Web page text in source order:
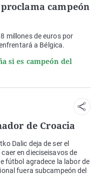
campeón
millones de euros por
a Bélgica.
si es campeón del
de Croacia
Dalic deja de ser el
en dieciseisavos de
fútbol agradece la labor de
fuera subcampeón del